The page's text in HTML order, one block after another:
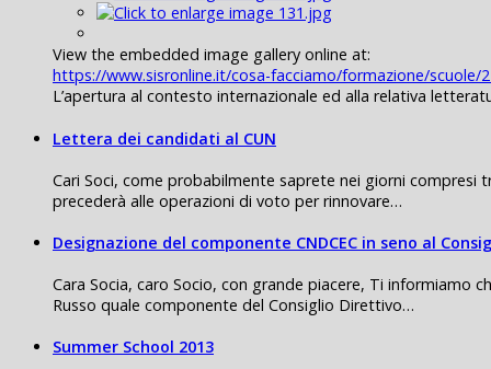
View the embedded image gallery online at:
https://www.sisronline.it/cosa-facciamo/formazione/scuole/
L’apertura al contesto internazionale ed alla relativa
Lettera dei candidati al CUN
Cari Soci, come probabilmente saprete nei giorni compresi
precederà alle operazioni di voto per rinnovare…
Designazione del componente CNDCEC in seno al
Cara Socia, caro Socio, con grande piacere, Ti informiamo
Russo quale componente del Consiglio Direttivo…
Summer School 2013